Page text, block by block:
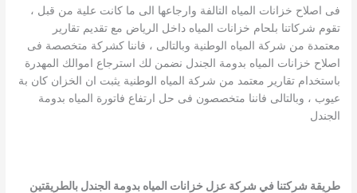
فى اصلاح خزانات المياه التالفة وارجاعها الى ما كانت علية من قبل ،
تقوم شركاتنا بلحام خزانات المياه داخل الرياض مع تقديم تقارير
معتمدة من شركة المياه الوطنية وبالتالى ، فاننا كشركة متخصصة فى
اصلاح خزانات المياه بدومة الجندل نضمن لك استرجاع اموالك المهدرة
باستخدام تقارير معتمد من شركة المياه الوطنية يثبت ان الخزان كان بة
عيوب ، وبالتالى فاننا متخصصون فى حل ارتفاع فاتورة المياه بدومة
الجندل
طريقة شركتنا في شركة عزل خزانات المياه بدومة الجندل بالطريقتين